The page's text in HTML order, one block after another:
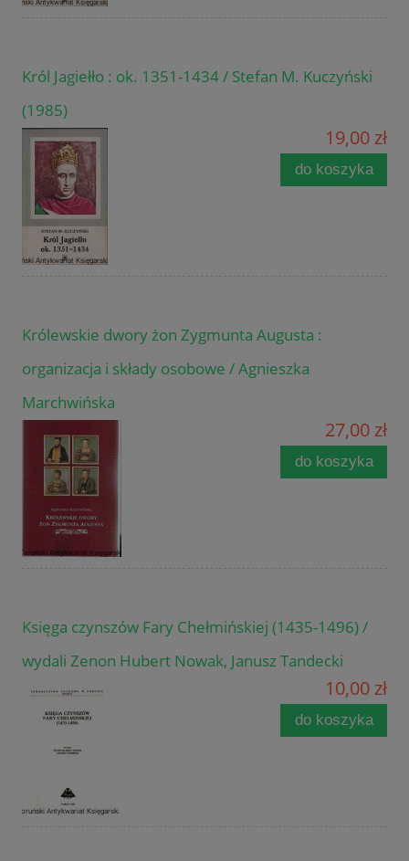
Król Jagiełło : ok. 1351-1434 / Stefan M. Kuczyński
(1985)
19,00 zł
do koszyka
Królewskie dwory żon Zygmunta Augusta :
organizacja i składy osobowe / Agnieszka
Marchwińska
27,00 zł
do koszyka
Księga czynszów Fary Chełmińskiej (1435-1496) /
wydali Zenon Hubert Nowak, Janusz Tandecki
10,00 zł
do koszyka